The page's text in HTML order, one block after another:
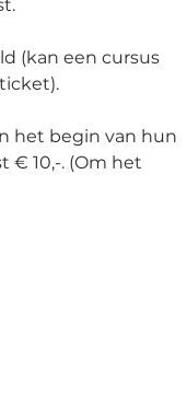
(kan een cursus
het begin van hun
€ 10,-. (Om het